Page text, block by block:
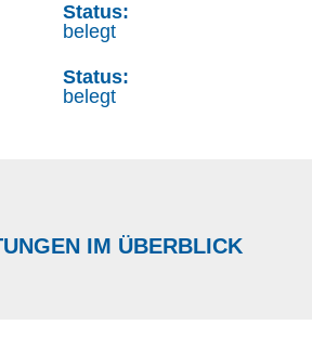
Status:
belegt
Status:
belegt
IM ÜBERBLICK